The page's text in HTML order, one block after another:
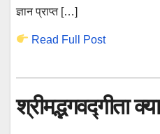
ज्ञान प्राप्त […]
Read Full Post
श्रीमद्भगवद्गीता